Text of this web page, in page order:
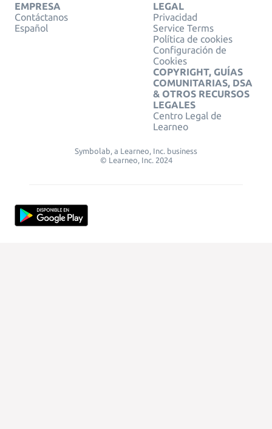
EMPRESA
Contáctanos
Español
LEGAL
Privacidad
Service Terms
Política de cookies
Configuración de
Cookies
COPYRIGHT, GUÍAS
COMUNITARIAS, DSA
& OTROS RECURSOS
LEGALES
Centro Legal de
Learneo
Symbolab, a Learneo, Inc. business
© Learneo, Inc. 2024